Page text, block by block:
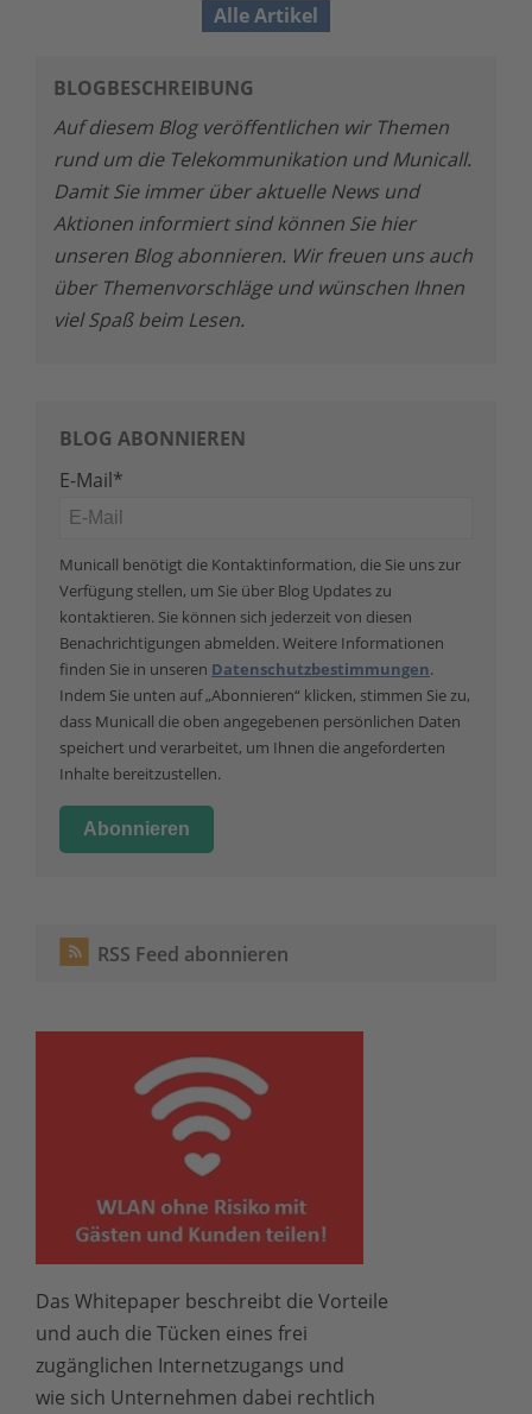
Alle Artikel
BLOGBESCHREIBUNG
Auf diesem Blog veröffentlichen wir Themen
rund um die Telekommunikation und Municall.
Damit Sie immer über aktuelle News und
Aktionen informiert sind können Sie hier
unseren Blog abonnieren. Wir freuen uns auch
über Themenvorschläge und wünschen Ihnen
viel Spaß beim Lesen.
BLOG ABONNIEREN
E-Mail*
Municall benötigt die Kontaktinformation, die Sie uns zur
Verfügung stellen, um Sie über Blog Updates zu
kontaktieren. Sie können sich jederzeit von diesen
Benachrichtigungen abmelden. Weitere Informationen
finden Sie in unseren Datenschutzbestimmungen.
Indem Sie unten auf „Abonnieren“ klicken, stimmen Sie zu,
dass Municall die oben angegebenen persönlichen Daten
speichert und verarbeitet, um Ihnen die angeforderten
Inhalte bereitzustellen.
RSS Feed abonnieren
Das Whitepaper beschreibt die Vorteile
und auch die Tücken eines frei
zugänglichen Internetzugangs und
wie sich Unternehmen dabei rechtlich